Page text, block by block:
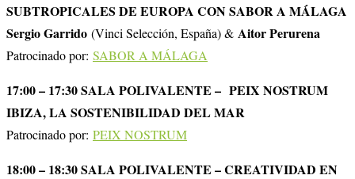
SUBTROPICALES DE EUROPA CON SABOR A MÁLAGA
Sergio Garrido (Vinci Selección, España) & Aitor Perurena
Patrocinado por: SABOR A MÁLAGA
17:00 – 17:30 SALA POLIVALENTE – PEIX NOSTRUM
IBIZA, LA SOSTENIBILIDAD DEL MAR
Patrocinado por: PEIX NOSTRUM
18:00 – 18:30 SALA POLIVALENTE – CREATIVIDAD EN